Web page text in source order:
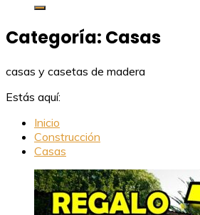
Categoría: Casas
casas y casetas de madera
Estás aquí:
Inicio
Construcción
Casas